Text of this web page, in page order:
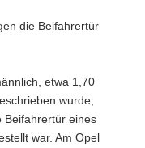
die Beifahrertür
etwa 1,70
wurde,
Beifahrertür eines
war. Am Opel